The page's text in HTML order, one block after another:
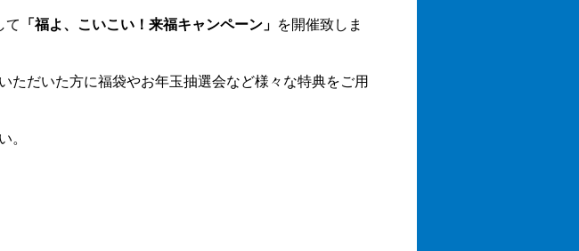
て 「福よ、こいこい！来福キャンペーン」 を開催致しま
ただいた方に福袋やお年玉抽選会など様々な特典をご用
。